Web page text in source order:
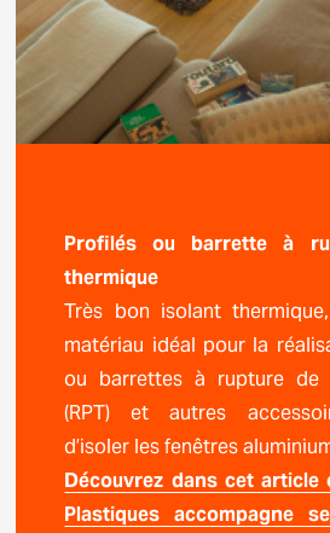
Profilés ou barrette à
thermique
Très bon isolant
matériau idéal pour la
ou barrettes à rupture de
(RPT) et autres
d’isoler les fenêtres
Découvrez dans cet article
Plastiques accompagne